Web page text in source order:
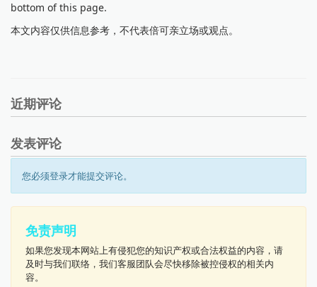
bottom of this page.
本文内容仅供信息参考，不代表倍可亲立场或观点。
近期评论
发表评论
您必须登录才能提交评论。
免责声明
如果您发现本网站上有侵犯您的知识产权或合法权益的内容，请
及时与我们联络，我们客服团队会尽快移除被控侵权的相关内
容。